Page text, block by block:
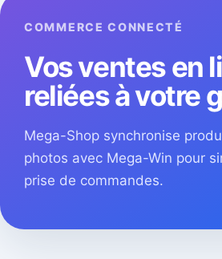
COMMERCE CONNECTÉ
Vos ventes en
reliées à votre
Mega-Shop synchronise
photos avec Mega-Win pour
prise de commandes.